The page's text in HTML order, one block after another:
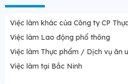
Việc làm khác của Công ty CP
Việc làm Lao động phổ thông
Việc làm Thực phẩm / Dịch vụ ăn
Việc làm tại Bắc Ninh